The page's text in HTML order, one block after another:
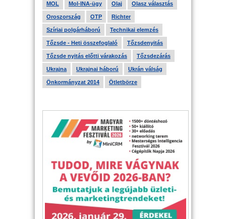
MOL Mol-INA-ügy Olaj Olasz választás
Oroszország OTP Richter
Szíriai polgárháború Technikai elemzés
Tőzsde - Heti összefoglaló Tőzsdenyitás
Tőzsde nyitás előtti várakozás Tőzsdezárás
Ukrajna Ukrajnai háború Ukrán válság
Önkormányzat 2014 Ötletbörze